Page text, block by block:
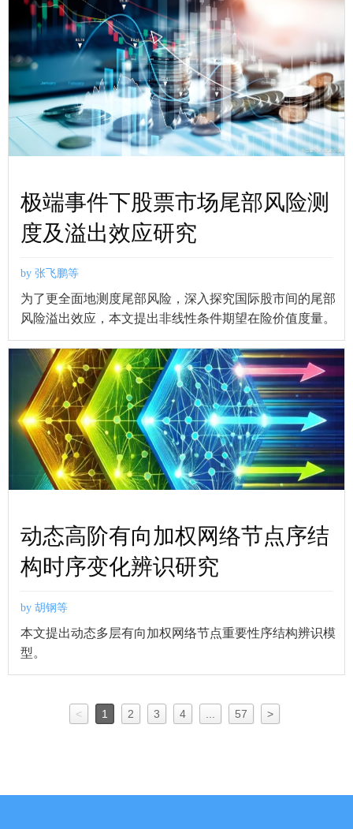
极端事件下股票市场尾部风险测
度及溢出效应研究
by 张飞鹏等
为了更全面地测度尾部风险，深入探究国际股市间的尾部
风险溢出效应，本文提出非线性条件期望在险价值度量。
动态高阶有向加权网络节点序结
构时序变化辨识研究
by 胡钢等
本文提出动态多层有向加权网络节点重要性序结构辨识模
型。
< 1 2 3 4 ... 57 >